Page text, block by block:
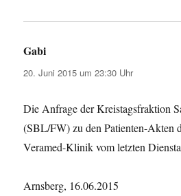
Gabi
20. Juni 2015 um 23:30 Uhr
Die Anfrage der Kreistagsfraktion
(SBL/FW) zu den Patienten-Akten
Veramed-Klinik vom letzten
Arnsberg, 16.06.2015